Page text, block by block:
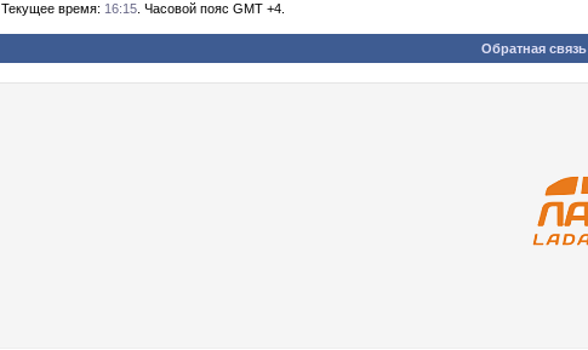
Текущее время: 16:15 . Часовой пояс GMT +4.
Обратная связь